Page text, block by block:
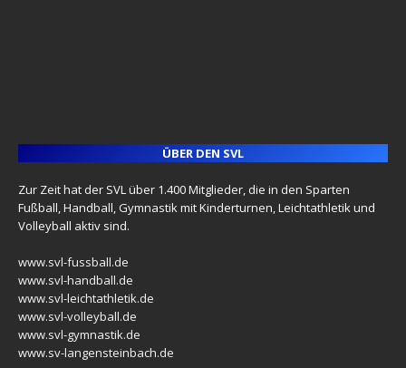
ÜBER DEN SVL
Zur Zeit hat der SVL über 1.400 Mitglieder, die in den Sparten
Fußball, Handball, Gymnastik mit Kinderturnen, Leichtathletik und
Volleyball aktiv sind.
www.svl-fussball.de
www.svl-handball.de
www.svl-leichtathletik.de
www.svl-volleyball.de
www.svl-gymnastik.de
www.sv-langensteinbach.de